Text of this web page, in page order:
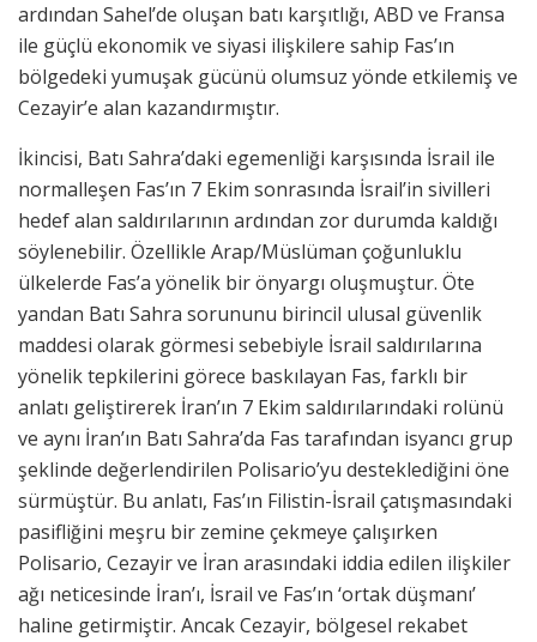
ardından Sahel’de oluşan batı karşıtlığı, ABD ve Fransa
ile güçlü ekonomik ve siyasi ilişkilere sahip Fas’ın
bölgedeki yumuşak gücünü olumsuz yönde etkilemiş ve
Cezayir’e alan kazandırmıştır.
İkincisi, Batı Sahra’daki egemenliği karşısında İsrail ile
normalleşen Fas’ın 7 Ekim sonrasında İsrail’in sivilleri
hedef alan saldırılarının ardından zor durumda kaldığı
söylenebilir. Özellikle Arap/Müslüman çoğunluklu
ülkelerde Fas’a yönelik bir önyargı oluşmuştur. Öte
yandan Batı Sahra sorununu birincil ulusal güvenlik
maddesi olarak görmesi sebebiyle İsrail saldırılarına
yönelik tepkilerini görece baskılayan Fas, farklı bir
anlatı geliştirerek İran’ın 7 Ekim saldırılarındaki rolünü
ve aynı İran’ın Batı Sahra’da Fas tarafından isyancı grup
şeklinde değerlendirilen Polisario’yu desteklediğini öne
sürmüştür. Bu anlatı, Fas’ın Filistin-İsrail çatışmasındaki
pasifliğini meşru bir zemine çekmeye çalışırken
Polisario, Cezayir ve İran arasındaki iddia edilen ilişkiler
ağı neticesinde İran’ı, İsrail ve Fas’ın ‘ortak düşmanı’
haline getirmiştir. Ancak Cezayir, bölgesel rekabet